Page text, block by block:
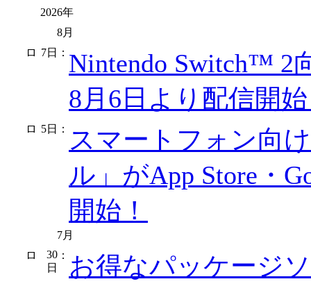
2026年
8月
7日
： Nintendo Switch™ 2
8月6日より配信開
5日 ：
スマートフォン向
ル」がApp Store・
開始！
7月
30
日
： お得なパッケージ